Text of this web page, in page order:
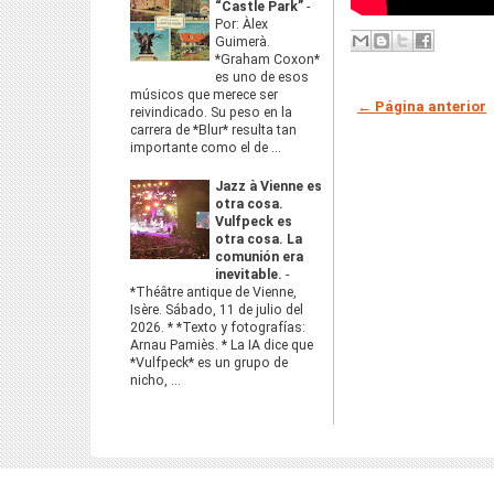
“Castle Park” -
Por: Àlex
Guimerà.
*Graham Coxon*
es uno de esos
músicos que merece ser
reivindicado. Su peso en la
carrera de *Blur* resulta tan
importante como el de ...
Jazz à Vienne es
otra cosa.
Vulfpeck es
otra cosa. La
comunión era
inevitable. -
*Théâtre antique de Vienne,
Isère. Sábado, 11 de julio del
2026. * *Texto y fotografías:
Arnau Pamiès. * La IA dice que
*Vulfpeck* es un grupo de
nicho, ...
← Página anterior